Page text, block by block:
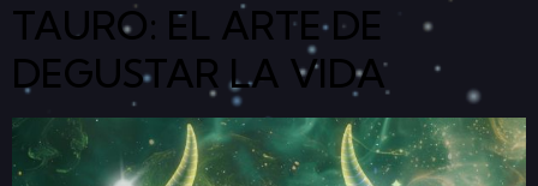
TAURO: EL ARTE DE
DEGUSTAR LA VIDA